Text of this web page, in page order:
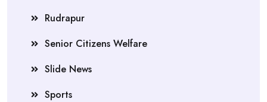
Rudrapur
Senior Citizens Welfare
Slide News
Sports